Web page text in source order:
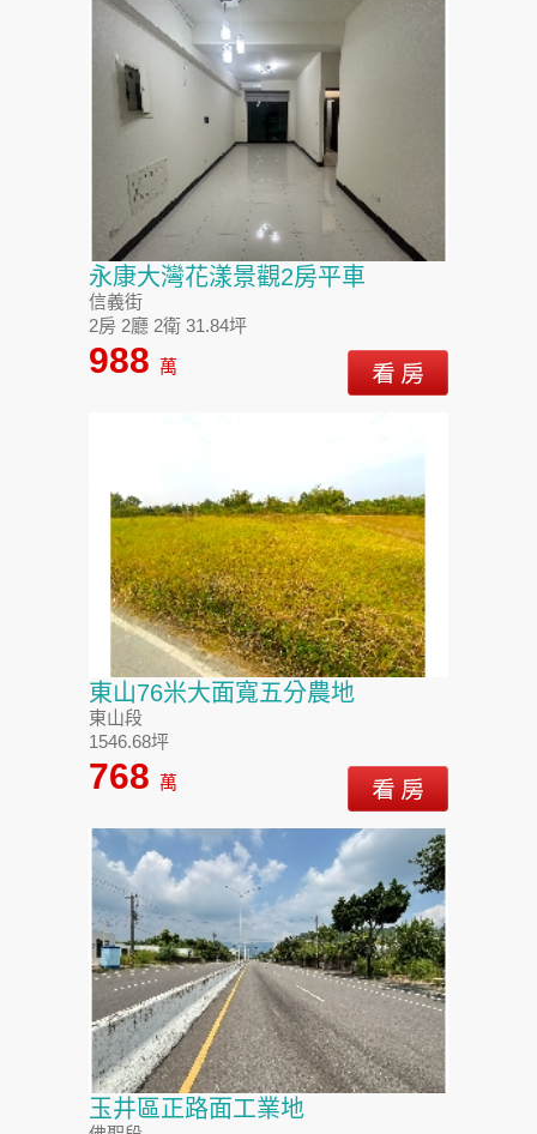
永康大灣花漾景觀2房平車
信義街
2房 2廳 2衛 31.84坪
988 萬
東山76米大面寬五分農地
東山段
1546.68坪
768 萬
玉井區正路面工業地